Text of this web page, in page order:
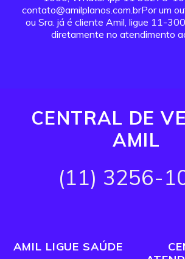
contato@amilplanos.com.brPor um
ou Sra. já é cliente Amil, ligue 11-
diretamente no atendimento
CENTRAL DE
AMIL
(11) 3256-
AMIL LIGUE SAÚDE